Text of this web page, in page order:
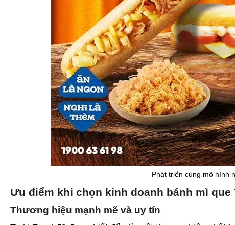
Phát triển cùng mô hình
Ưu điểm khi chọn kinh doanh bánh mì que
Thương hiệu mạnh mẽ và uy tín